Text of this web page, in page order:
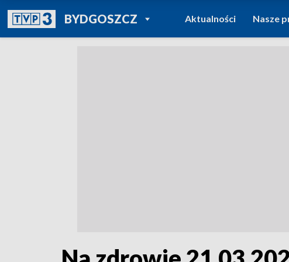
BYDGOSZCZPOWRÓT DO
TVP REGIONY
Aktualności Nasze